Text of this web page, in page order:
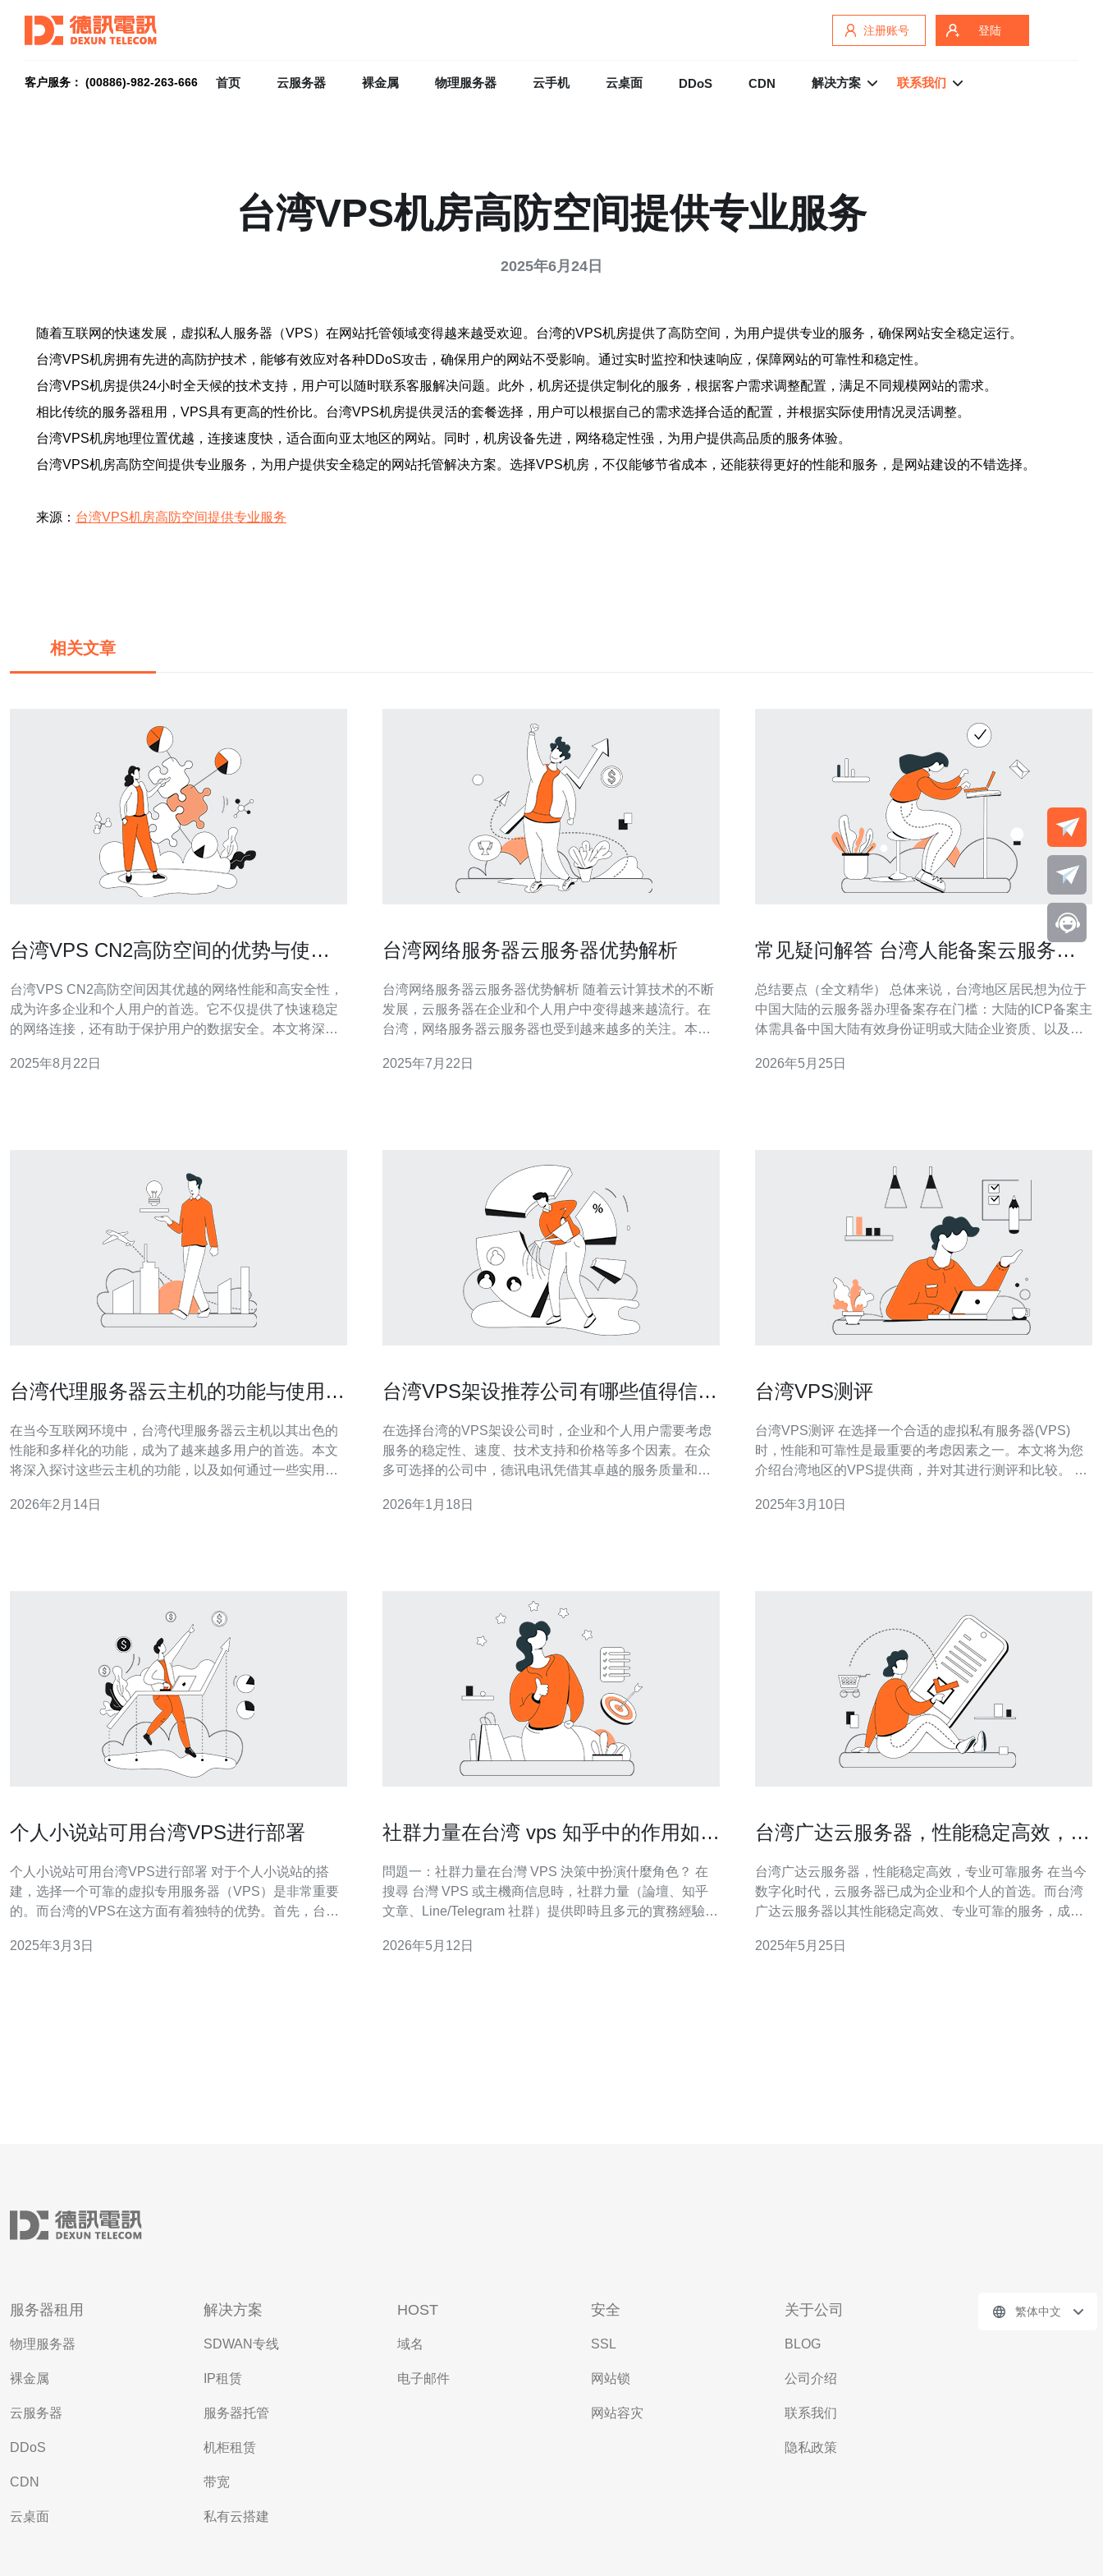
注册账号 登陆
客户服务： (00886)-982-263-666 首页 云服务器 裸金属 物理服务器 云手机 云桌面 DDoS CDN 解决方案 联系我们
台湾VPS机房高防空间提供专业服务
2025年6月24日
随着互联网的快速发展，虚拟私人服务器（VPS）在网站托管领域变得越来越受欢迎。台湾的VPS机房提供了高防空间，为用户提供专业的服务，确保网站安全稳定运行。
台湾VPS机房拥有先进的高防护技术，能够有效应对各种DDoS攻击，确保用户的网站不受影响。通过实时监控和快速响应，保障网站的可靠性和稳定性。
台湾VPS机房提供24小时全天候的技术支持，用户可以随时联系客服解决问题。此外，机房还提供定制化的服务，根据客户需求调整配置，满足不同规模网站的需求。
相比传统的服务器租用，VPS具有更高的性价比。台湾VPS机房提供灵活的套餐选择，用户可以根据自己的需求选择合适的配置，并根据实际使用情况灵活调整。
台湾VPS机房地理位置优越，连接速度快，适合面向亚太地区的网站。同时，机房设备先进，网络稳定性强，为用户提供高品质的服务体验。
台湾VPS机房高防空间提供专业服务，为用户提供安全稳定的网站托管解决方案。选择VPS机房，不仅能够节省成本，还能获得更好的性能和服务，是网站建设的不错选择。
来源： 台湾VPS机房高防空间提供专业服务
相关文章
台湾VPS CN2高防空间的优势与使用
台湾VPS CN2高防空间因其优越的网络性能和高安全性，
成为许多企业和个人用户的首选。它不仅提供了快速稳定
的网络连接，还有助于保护用户的数据安全。本文将深入
荐德讯电讯作为理想的服务提供商。 网络性能的卓越表现
2025年8月22日
台湾网络服务器云服务器优势解析
台湾网络服务器云服务器优势解析 随着云计算技术的不断
发展，云服务器在企业和个人用户中变得越来越流行。在
台湾，网络服务器云服务器也受到越来越多的关注。本文
了解这一服务。 台湾网络服务器云服务器采用先进的硬件
2025年7月22日
常见疑问解答 台湾人能备案云服务器
总结要点（全文精华） 总体来说，台湾地区居民想为位于
中国大陆的云服务器办理备案存在门槛：大陆的ICP备案主
体需具备中国大陆有效身份证明或大陆企业资质、以及大
情况较多，但可以通过注册大陆公司、委托合法代理或选
2026年5月25日
台湾代理服务器云主机的功能与使用技
在当今互联网环境中，台湾代理服务器云主机以其出色的
性能和多样化的功能，成为了越来越多用户的首选。本文
将深入探讨这些云主机的功能，以及如何通过一些实用技
术。 什么是台湾代理服务器云主机？ 台湾代理服务器云主
2026年2月14日
台湾VPS架设推荐公司有哪些值得信赖
在选择台湾的VPS架设公司时，企业和个人用户需要考虑
服务的稳定性、速度、技术支持和价格等多个因素。在众
多可选择的公司中，德讯电讯凭借其卓越的服务质量和技
讯的优势以及其他推荐的服务商，帮助您做出明智的选
2026年1月18日
台湾VPS测评
台湾VPS测评 在选择一个合适的虚拟私有服务器(VPS)
时，性能和可靠性是最重要的考虑因素之一。本文将为您
介绍台湾地区的VPS提供商，并对其进行测评和比较。 台
提供商在市场上享有很高的声誉，并提供各种不同的服务
2025年3月10日
个人小说站可用台湾VPS进行部署
个人小说站可用台湾VPS进行部署 对于个人小说站的搭
建，选择一个可靠的虚拟专用服务器（VPS）是非常重要
的。而台湾的VPS在这方面有着独特的优势。首先，台湾
访问体验。其次，台湾的VPS提供商众多，可以选择的余
2025年3月3日
社群力量在台湾 vps 知乎中的作用如何
問題一：社群力量在台灣 VPS 決策中扮演什麼角色？ 在
搜尋 台灣 VPS 或主機商信息時，社群力量（論壇、知乎
文章、Line/Telegram 社群）提供即時且多元的實務經驗。
援反應與實際帶寬等「真實使用情境」。對於剛接觸的 新
2026年5月12日
台湾广达云服务器，性能稳定高效，专
台湾广达云服务器，性能稳定高效，专业可靠服务 在当今
数字化时代，云服务器已成为企业和个人的首选。而台湾
广达云服务器以其性能稳定高效、专业可靠的服务，成为
备，配备高性能处理器和大容量内存，确保服务器运行稳
2025年5月25日
服务器租用
物理服务器
裸金属
云服务器
DDoS
CDN
云桌面
解决方案
SDWAN专线
IP租赁
服务器托管
机柜租赁
带宽
私有云搭建
HOST
域名
电子邮件
安全
SSL
网站锁
网站容灾
关于公司
BLOG
公司介绍
联系我们
隐私政策
繁体中文